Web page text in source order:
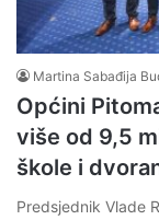
Martina Sabađija
Općini
više od 9,5
škole i
Predsjednik Vlade